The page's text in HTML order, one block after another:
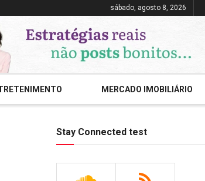
sábado, agosto 8, 2026
MERCADO IMOBILIÁRIO
Stay Connected test